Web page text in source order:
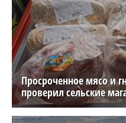
Просроченное мясо и
проверил сельские